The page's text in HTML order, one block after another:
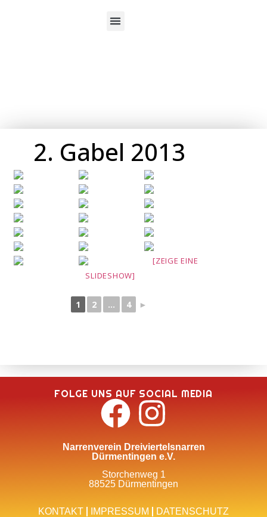
2. Gabel 2013
[ZEIGE EINE
SLIDESHOW]
1 2 ... 4 ►
Narrenverein Dreiviertelsnarren
Dürmentingen e.V.
Storchenweg 1
88525 Dürmentingen
KONTAKT IMPRESSUM DATENSCHUTZ
FOLGE UNS AUF SOCIAL MEDIA